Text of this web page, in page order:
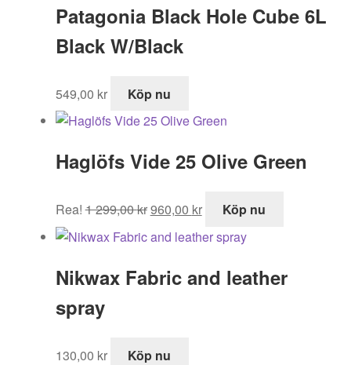
Patagonia Black Hole Cube 6L
Black W/Black
549,00 kr Köp nu
Haglöfs Vide 25 Olive Green
Rea! 1 299,00kr
ursprungliga
priset
1
960,00 kr
nuvarande
priset
960,00 kr.
Köp nu
Nikwax Fabric and leather
spray
130,00 kr Köp nu